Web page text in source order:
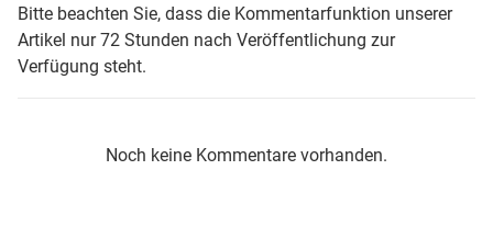
Bitte beachten Sie, dass die Kommentarfunktion unserer
Artikel nur 72 Stunden nach Veröffentlichung zur
Verfügung steht.
Noch keine Kommentare vorhanden.